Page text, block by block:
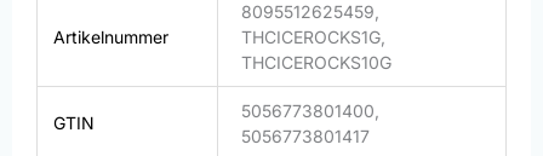
Artikelnummer
8095512625459,
THCICEROCKS1G,
THCICEROCKS10G
GTIN
5056773801400,
5056773801417